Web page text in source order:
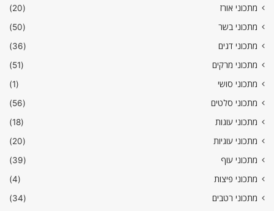
מתכוני אורז
(20)
מתכוני בשר
(50)
מתכוני דגים
(36)
מתכוני מרקים
(51)
מתכוני סושי
(1)
מתכוני סלטים
(56)
מתכוני עוגות
(18)
מתכוני עוגיות
(20)
מתכוני עוף
(39)
מתכוני פיצות
(4)
מתכוני רטבים
(34)